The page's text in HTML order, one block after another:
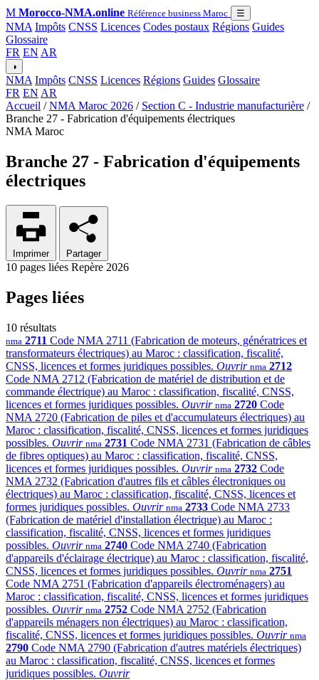
M Morocco-NMA.online Référence business Maroc ☰
NMA Impôts CNSS Licences Codes postaux Régions Guides
Glossaire
FR EN AR
◑
NMA Impôts CNSS Licences Régions Guides Glossaire
FR EN AR
Accueil / NMA Maroc 2026 / Section C - Industrie manufacturière /
Branche 27 - Fabrication d'équipements électriques
NMA Maroc
Branche 27 - Fabrication d'équipements
électriques
Imprimer Partager
10 pages liées Repère 2026
Pages liées
10 résultats
nma 2711 Code NMA 2711 (Fabrication de moteurs, génératrices et
transformateurs électriques) au Maroc : classification, fiscalité,
CNSS, licences et formes juridiques possibles. Ouvrir nma 2712
Code NMA 2712 (Fabrication de matériel de distribution et de
commande électrique) au Maroc : classification, fiscalité, CNSS,
licences et formes juridiques possibles. Ouvrir nma 2720 Code
NMA 2720 (Fabrication de piles et d'accumulateurs électriques) au
Maroc : classification, fiscalité, CNSS, licences et formes juridiques
possibles. Ouvrir nma 2731 Code NMA 2731 (Fabrication de câbles
de fibres optiques) au Maroc : classification, fiscalité, CNSS,
licences et formes juridiques possibles. Ouvrir nma 2732 Code
NMA 2732 (Fabrication d'autres fils et câbles électroniques ou
électriques) au Maroc : classification, fiscalité, CNSS, licences et
formes juridiques possibles. Ouvrir nma 2733 Code NMA 2733
(Fabrication de matériel d'installation électrique) au Maroc :
classification, fiscalité, CNSS, licences et formes juridiques
possibles. Ouvrir nma 2740 Code NMA 2740 (Fabrication
d'appareils d'éclairage électrique) au Maroc : classification, fiscalité,
CNSS, licences et formes juridiques possibles. Ouvrir nma 2751
Code NMA 2751 (Fabrication d'appareils électroménagers) au
Maroc : classification, fiscalité, CNSS, licences et formes juridiques
possibles. Ouvrir nma 2752 Code NMA 2752 (Fabrication
d'appareils ménagers non électriques) au Maroc : classification,
fiscalité, CNSS, licences et formes juridiques possibles. Ouvrir nma
2790 Code NMA 2790 (Fabrication d'autres matériels électriques)
au Maroc : classification, fiscalité, CNSS, licences et formes
juridiques possibles. Ouvrir